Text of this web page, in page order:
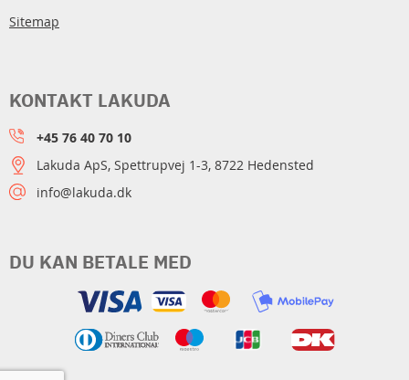
Sitemap
DU KAN BETALE MED
KONTAKT LAKUDA
+45 76 40 70 10
Lakuda ApS, Spettrupvej 1-3, 8722 Hedensted
info@lakuda.dk